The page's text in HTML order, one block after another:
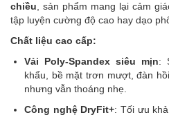
chiều, sản phẩm mang lại cảm
tập luyện cường độ cao hay dạo
Chất liệu cao cấp:
Vải Poly-Spandex siêu mịn:
khẩu, bề mặt trơn mượt, đàn
nhưng vẫn thoáng nhẹ.
Công nghệ DryFit+: Tối ưu